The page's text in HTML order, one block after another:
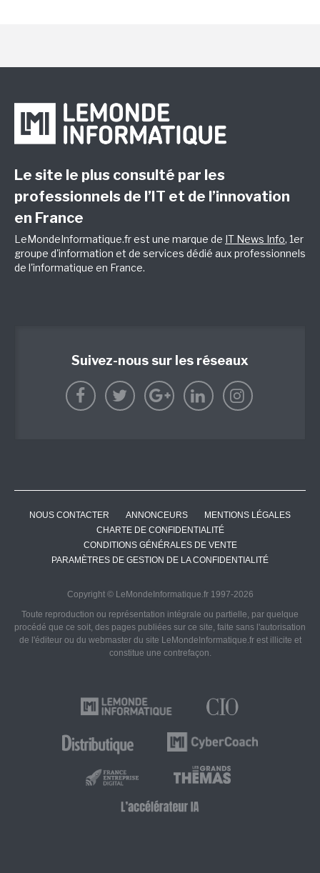
Le site le plus consulté par les
professionnels de l’IT et de l’innovation
en France
LeMondeInformatique.fr est une marque de IT News Info, 1er
groupe d'information et de services dédié aux professionnels
de l'informatique en France.
Suivez-nous sur les réseaux
NOUS CONTACTER ANNONCEURS
MENTIONS LÉGALES
CHARTE DE CONFIDENTIALITÉ
CONDITIONS GÉNÉRALES DE VENTE
PARAMÈTRES DE GESTION DE LA CONFIDENTIALITÉ
Copyright © LeMondeInformatique.fr 1997-2026
Toute reproduction ou représentation intégrale ou partielle, par quelque
procédé que ce soit, des pages publiées sur ce site, faite sans l'autorisation
de l'éditeur ou du webmaster du site LeMondeInformatique.fr est illicite et
constitue une contrefaçon.